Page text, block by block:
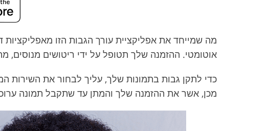
מה שמייחד את אפליקציית עורך הגבות הזו
אוטומטי. ההזמנה שלך תטופל על ידי ריטושים מנוסים,
כדי לתקן גבות בתמונות שלך, עליך לבחור את השירות
מכן, אשר את ההזמנה שלך והמתן עד שתקבל תמונה